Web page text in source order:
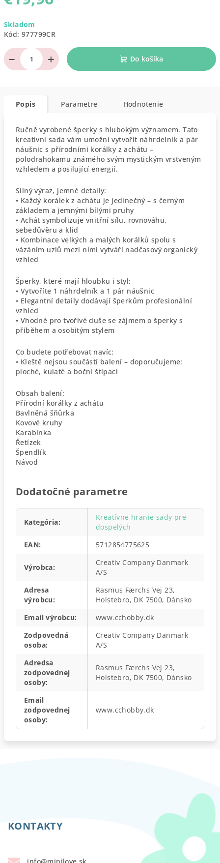
cena:
Skladom
Kód: 977799CR
+
− Do košíka
Popis Parametre Hodnotenie
Ručně vyrobené šperky s hlubokým významem. Tato
kreativní sada vám umožní vytvořit náhrdelník a pár
náušnic s přírodními korálky z achátu –
polodrahokamu známého svým mystickým vrstveným
vzhledem a posilující energií.
Silný výraz, jemné detaily:
• Každý korálek z achátu je jedinečný – s černým
základem a jemnými bílými pruhy
• Achát symbolizuje vnitřní sílu, rovnováhu,
sebedůvěru a klid
• Kombinace velkých a malých korálků spolu s
vázáním uzlů mezi nimi vytváří nadčasový organický
vzhled
Šperky, které mají hloubku i styl:
• Vytvoříte 1 náhrdelník a 1 pár náušnic
• Elegantní detaily dodávají šperkům profesionální
vzhled
• Vhodné pro tvořivé duše se zájmem o šperky s
příběhem a osobitým stylem
Co budete potřebovat navíc:
• Kleště nejsou součástí balení – doporučujeme:
ploché, kulaté a boční štípací
Obsah balení:
Přírodní korálky z achátu
Bavlněná šňůrka
Kovové kruhy
Karabinka
Řetízek
Špendlík
Návod
Dodatočné parametre
Kategória:
Kreatívne hranie sady pre
dospelých
EAN: 5712854775625
Výrobca:
Creativ Company Danmark
A/S
Adresa
výrobcu:
Rasmus Færchs Vej 23,
Holstebro, DK 7500, Dánsko
Email výrobcu:
www.cchobby.dk
Zodpovedná
osoba:
Creativ Company Danmark
A/S
Adredsa
zodpovednej
osoby:
Rasmus Færchs Vej 23,
Holstebro, DK 7500, Dánsko
Email
zodpovednej
osoby:
www.cchobby.dk
KONTAKTY